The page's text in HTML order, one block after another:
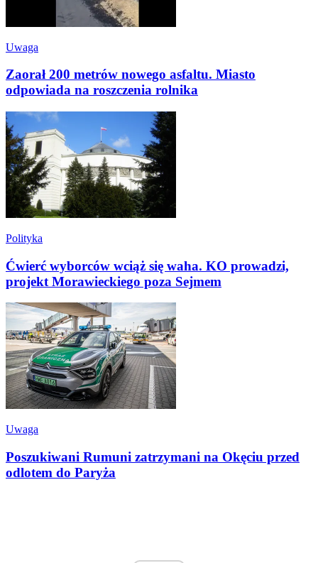
Uwaga
Zaorał 200 metrów nowego asfaltu. Miasto
odpowiada na roszczenia rolnika
Polityka
Ćwierć wyborców wciąż się waha. KO prowadzi,
projekt Morawieckiego poza Sejmem
Uwaga
Poszukiwani Rumuni zatrzymani na Okęciu przed
odlotem do Paryża